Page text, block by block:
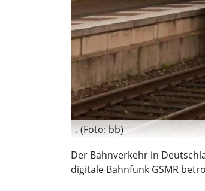
. (Foto: bb)
Der Bahnverkehr in
digitale Bahnfunk GSMR